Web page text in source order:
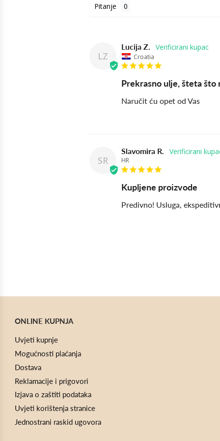
Pitanje
LZ
Lucija Z.
Croatia
Prekrasno ulje, šteta
Naručit ću opet od Vas
SR
Slavomira R.
HR
Kupljene proizvode
Predivno! Usluga,
ONLINE KUPNJA
Uvjeti kupnje
Mogućnosti plaćanja
Dostava
Reklamacije i prigovori
Izjava o zaštiti podataka
Uvjeti korištenja stranice
Jednostrani raskid ugovora